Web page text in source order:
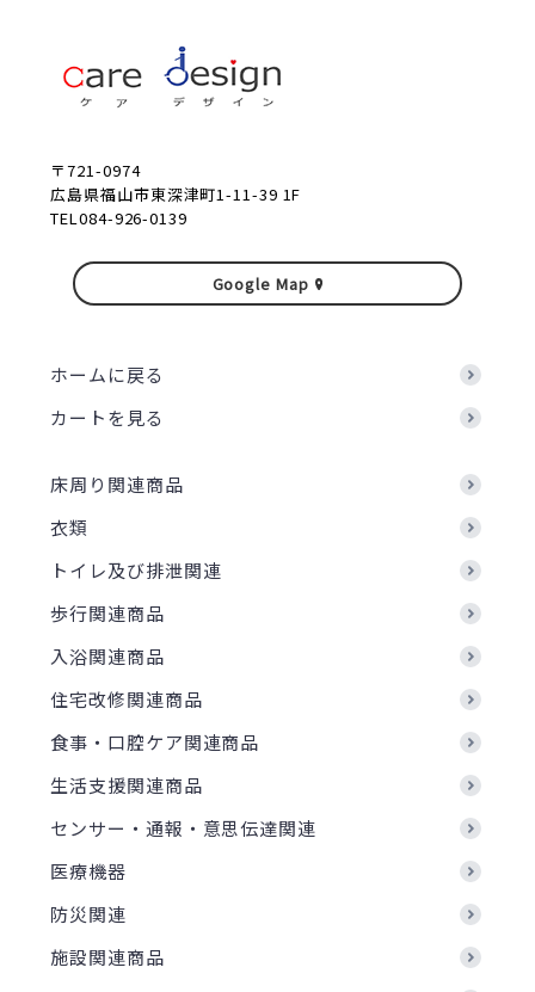
〒721-0974
広島県福山市東深津町1-11-39 1F
TEL084-926-0139
Google Map
ホームに戻る
カートを見る
床周り関連商品
衣類
トイレ及び排泄関連
歩行関連商品
入浴関連商品
住宅改修関連商品
食事・口腔ケア関連商品
生活支援関連商品
センサー・通報・意思伝達関連
医療機器
防災関連
施設関連商品